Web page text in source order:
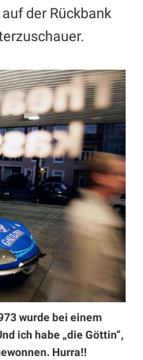
der Rückbank
wurde bei einem
ich habe „die Göttin“,
Hurra!!